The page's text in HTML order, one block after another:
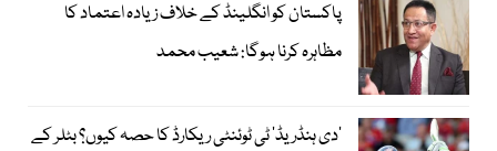
پاکستان کو انگلینڈ کے خلاف زیادہ اعتماد کا
مظاہرہ کرنا ہوگا: شعیب محمد
’دی ہنڈریڈ‘ ٹی ٹوئنٹی ریکارڈ کا حصہ کیوں؟ بٹلر کے